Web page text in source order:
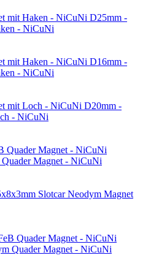
D25mm -
- NiCuNi
D16mm -
- NiCuNi
D20mm -
- NiCuNi
Magnet - NiCuNi
Slotcar Neodym Magnet
Quader Magnet - NiCuNi